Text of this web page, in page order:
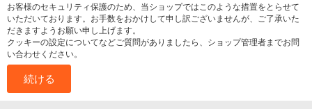
お客様のセキュリティ保護のため、当ショップではこのような措置をとらせて
いただいております。お手数をおかけして申し訳ございませんが、ご了承いた
だきますようお願い申し上げます。
クッキーの設定についてなどご質問がありましたら、ショップ管理者までお問
い合わせください。
続ける